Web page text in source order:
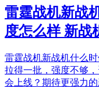
雷霆战机新战
度怎么样 新战
雷霆战机新战机什么
拉得一批，强度不够
会上线？期待更强力的